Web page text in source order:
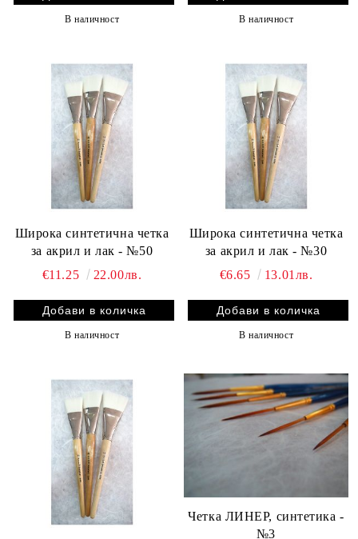
В наличност В наличност
Широка синтетична четка
за акрил и лак - №50
€11.25
22.00лв.
В наличност
Широка синтетична четка
за акрил и лак - №30
€6.65
13.01лв.
В наличност
Четка ЛИНЕР, синтетика -
№3